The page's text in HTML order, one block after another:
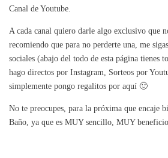
Canal de Youtube.
A cada canal quiero darle algo exclusivo que
recomiendo que para no perderte una, me
sociales (abajo del todo de esta página tienes
hago directos por Instagram, Sorteos por
simplemente pongo regalitos por aquí 🙂
No te preocupes, para la próxima que encaje
Baño, ya que es MUY sencillo, MUY